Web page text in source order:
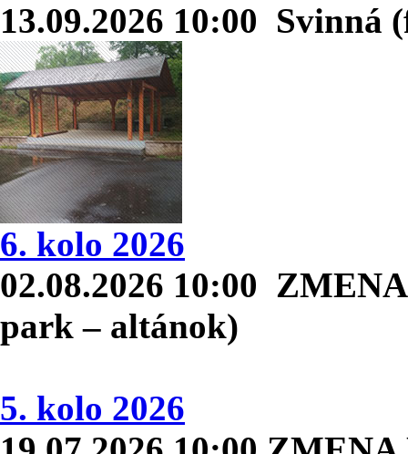
13.09.2026 10:00 Svinná
6. kolo 2026
02.08.2026 10:00
park – altánok)
5. kolo 2026